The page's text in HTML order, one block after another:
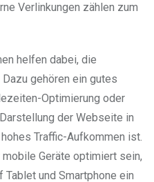
Verlinkungen zählen zum
helfen dabei, die
gehören ein gutes
Optimierung oder
der Webseite in
Traffic-Aufkommen ist.
Geräte optimiert sein,
Tablet und Smartphone ein